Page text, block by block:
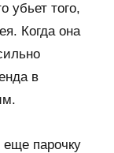
убьет того,
Когда она
в
парочку